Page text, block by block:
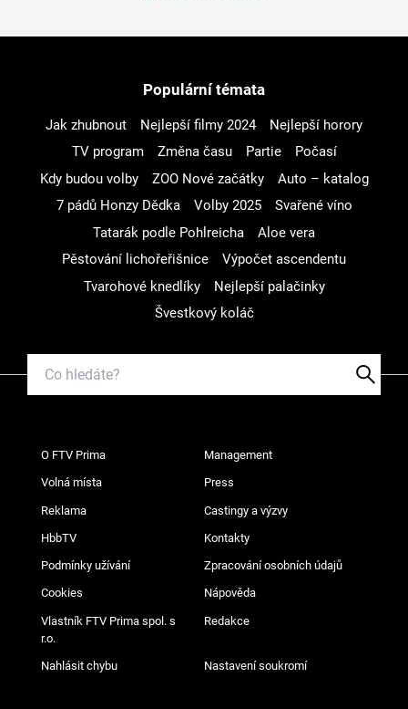
Populární témata
Jak zhubnout Nejlepší filmy 2024
Nejlepší horory
TV program
Změna času Partie
Počasí
Kdy budou volby
ZOO Nové začátky
Auto – katalog
7 pádů Honzy Dědka
Volby 2025
Svařené víno
Tatarák podle Pohlreicha
Aloe vera
Pěstování lichořeřišnice
Výpočet ascendentu
Tvarohové knedlíky
Nejlepší palačinky
Švestkový koláč
O FTV Prima Management
Volná místa Press
Reklama Castingy a výzvy
HbbTV Kontakty
Podmínky užívání Zpracování osobních údajů
Cookies Nápověda
Vlastník FTV Prima spol. s
r.o.
Redakce
Nahlásit chybu Nastavení soukromí